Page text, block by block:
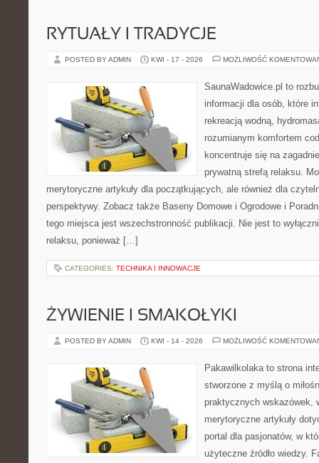
RYTUAŁY I TRADYCJE
POSTED BY ADMIN KWI - 17 - 2026 MOŻLIWOŚĆ
SaunaWadowice.pl to
informacji dla osób, które
rekreacją wodną,
rozumianym komfortem
koncentruje się na
prywatną strefą relaksu.
merytoryczne artykuły dla początkujących, ale również dla
perspektywy. Zobacz także Baseny Domowe i Ogrodowe i
tego miejsca jest wszechstronność publikacji. Nie jest to
relaksu, ponieważ […]
CATEGORIES: TECHNIKA I INNOWACJE
ŻYWIENIE I SMAKOŁYKI
POSTED BY ADMIN KWI - 14 - 2026 MOŻLIWOŚĆ
Pakawilkolaka to strona
stworzone z myślą o
praktycznych wskazówek,
merytoryczne artykuły
portal dla pasjonatów, w
użyteczne źródło wiedzy.